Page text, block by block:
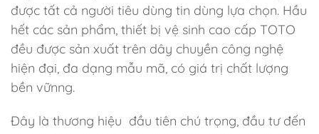
được tất cả người tiêu dùng tin dùng lựa chọn. Hầu
hết các sản phẩm, thiết bị vệ sinh cao cấp TOTO
đều được sản xuất trên dây chuyền công nghệ
hiện đại, đa dạng mẫu mã, có giá trị chất lượng
bền vữnng.
Đây là thương hiệu đầu tiên chú trọng, đầu tư đến